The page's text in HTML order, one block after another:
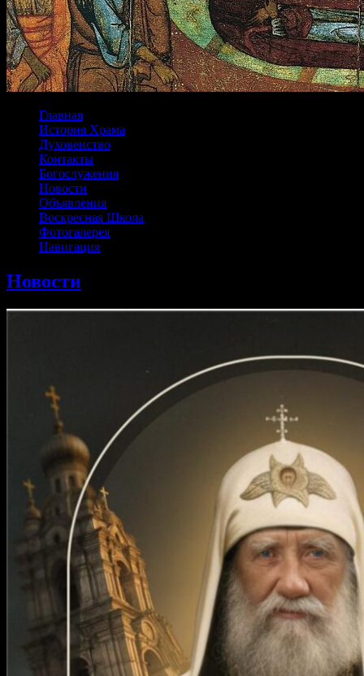
Главная
История Храма
Духовенство
Контакты
Богослужения
Новости
Объявления
Воскресная Школа
Фотогалерея
Навигация
Новости